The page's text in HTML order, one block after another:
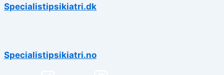
Specialistipsikiatri.dk
Specialistipsikiatri.no